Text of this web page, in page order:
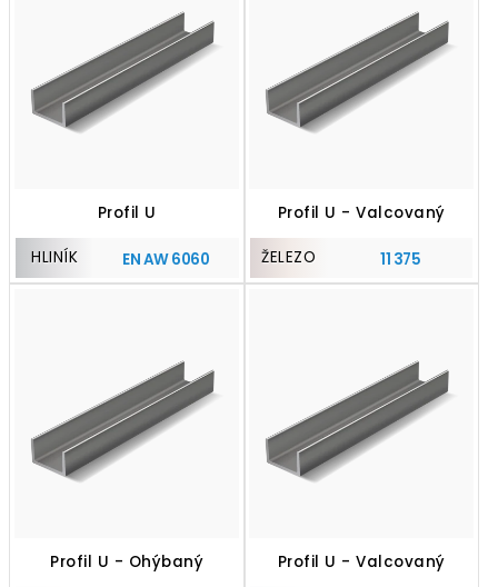
Profil U
HLINÍK EN AW 6060
Profil U - Valcovaný
ŽELEZO 11 375
Profil U - Ohýbaný Profil U - Valcovaný